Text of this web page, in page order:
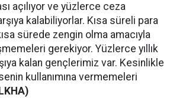
açılıyor ve yüzlerce ceza
kalabiliyorlar. Kısa süreli para
sürede zengin olma amacıyla
gerekiyor. Yüzlerce yıllık
kalan gençlerimiz var. Kesinlikle
kullanımına vermemeleri